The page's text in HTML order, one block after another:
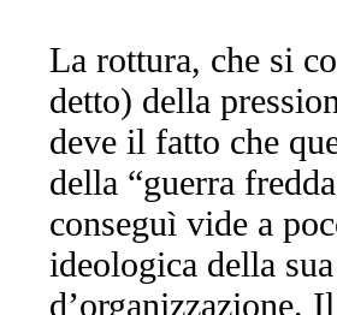
La rottura, che si
detto) della
deve il fatto che
della “guerra
conseguì vide a
ideologica della
d’organizzazione.